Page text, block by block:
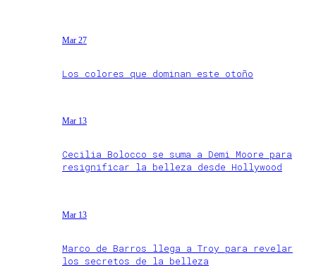
Mar 27
Los colores que dominan este otoño
Mar 13
Cecilia Bolocco se suma a Demi Moore para
resignificar la belleza desde Hollywood
Mar 13
Marco de Barros llega a Troy para revelar
los secretos de la belleza